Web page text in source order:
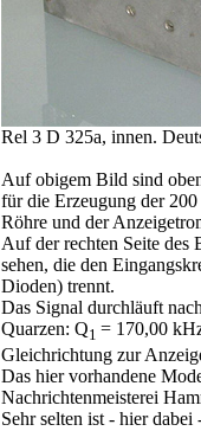
Rel 3 D 325a, innen.
Auf obigem Bild sind
für die Erzeugung der
Röhre und der
Auf der rechten Seite des
sehen, die den
Dioden) trennt.
Das Signal durchläuft
Quarzen: Q1 = 170,00
Gleichrichtung zur
Das hier vorhandene
Nachrichtenmeisterei
Sehr selten ist - hier